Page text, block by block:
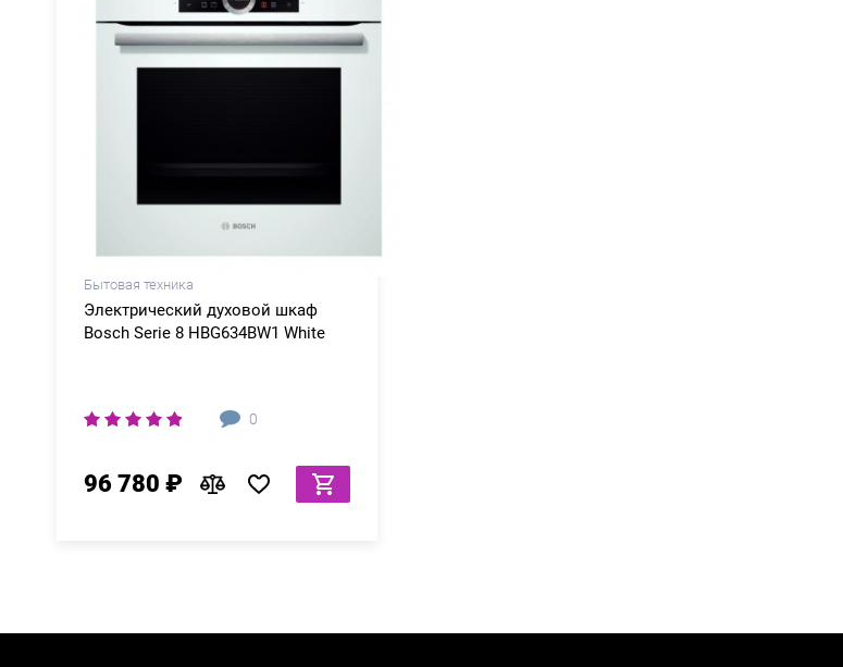
Бытовая техника
Электрический духовой шкаф
Bosch Serie 8 HBG634BW1 White
0
96 780 ₽